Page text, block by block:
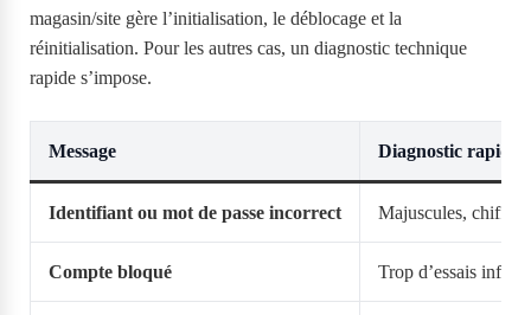
magasin/site gère l’initialisation, le déblocage et la
réinitialisation. Pour les autres cas, un diagnostic technique
rapide s’impose.
Message Diagnostic rapide
Identifiant ou mot de passe incorrect Majuscules,
Compte bloqué Trop d’essais